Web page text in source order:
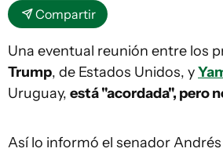
Compartir
Una eventual reunión entre los
Trump, de Estados Unidos, y
Uruguay, está "acordada", pero
Así lo informó el senador Andrés